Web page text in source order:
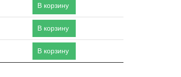
В корзину
В корзину
В корзину